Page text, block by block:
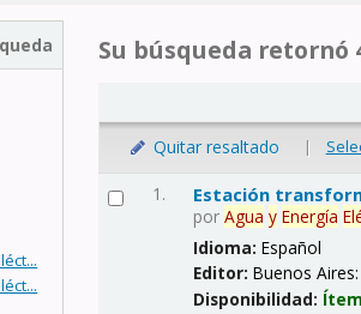
Su búsqueda retornó
Quitar resaltado |
1. Estación
porAgua y Energía
Idioma:Español
Editor:Buenos
Disponibilidad: